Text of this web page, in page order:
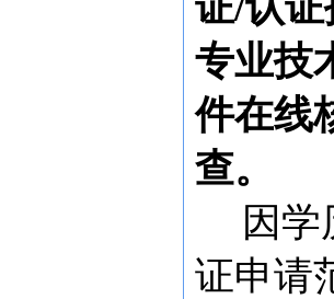
专业技
件在线
查。
因
证申请